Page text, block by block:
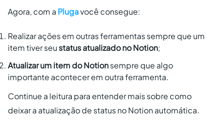
Agora, com a Plugavocê consegue:
Realizar ações em outras ferramentas sempre que um
item tiver seustatus atualizado no Notion;
Atualizar um item do Notionsempre que algo
importante acontecer em outra ferramenta.
Continue a leitura para entender mais sobre como
deixar a atualização de status no Notion automática.